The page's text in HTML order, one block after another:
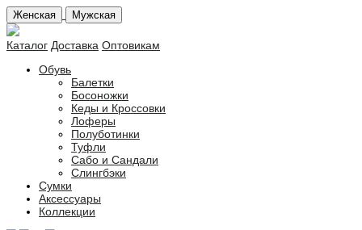
Женская Мужская
Каталог Доставка Оптовикам
Обувь
Балетки
Босоножки
Кеды и Кроссовки
Лоферы
Полуботинки
Туфли
Сабо и Сандали
Слингбэки
Сумки
Аксессуары
Коллекции